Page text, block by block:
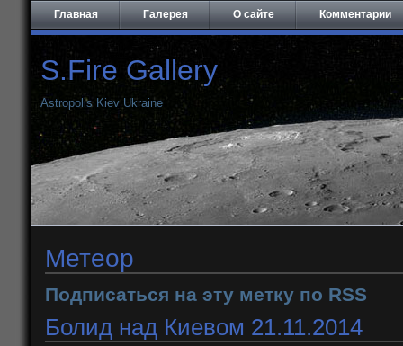
Главная Галерея О сайте Комментарии
S.Fire Gallery
Astropolis Kiev Ukraine
Метеор
Подписаться на эту метку по RSS
Болид над Киевом 21.11.2014